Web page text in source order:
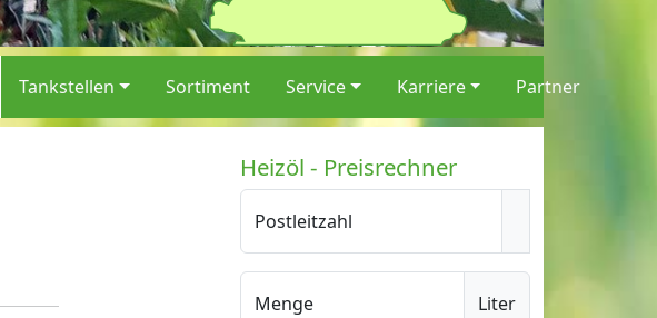
Tankstellen Sortiment Service Karriere Partner
Heizöl - Preisrechner
Postleitzahl
Menge Liter